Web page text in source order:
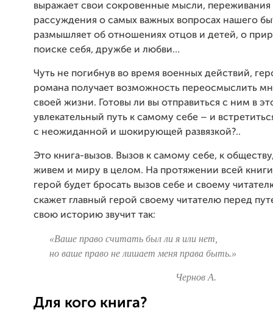
выражает свои сокровенные мысли, переживания
рассуждения о самых важных вопросах нашего
размышляет об отношениях отцов и детей, о
поиске себя, дружбе и любви…
Чуть не погибнув во время военных действий,
романа получает возможность переосмыслить
своей жизни. Готовы ли вы отправиться с ним в
увлекательный путь к самому себе – и
с неожиданной и шокирующей развязкой?..
Это книга-вызов. Вызов к самому себе, к
живем и миру в целом. На протяжении всей книги
герой будет бросать вызов себе и своему
скажет главный герой своему читателю перед
свою историю звучит так:
«Ваше право считать был ли я или нет,
но ваше право не лишает меня права быть.»
Чернов А.
Для кого книга?